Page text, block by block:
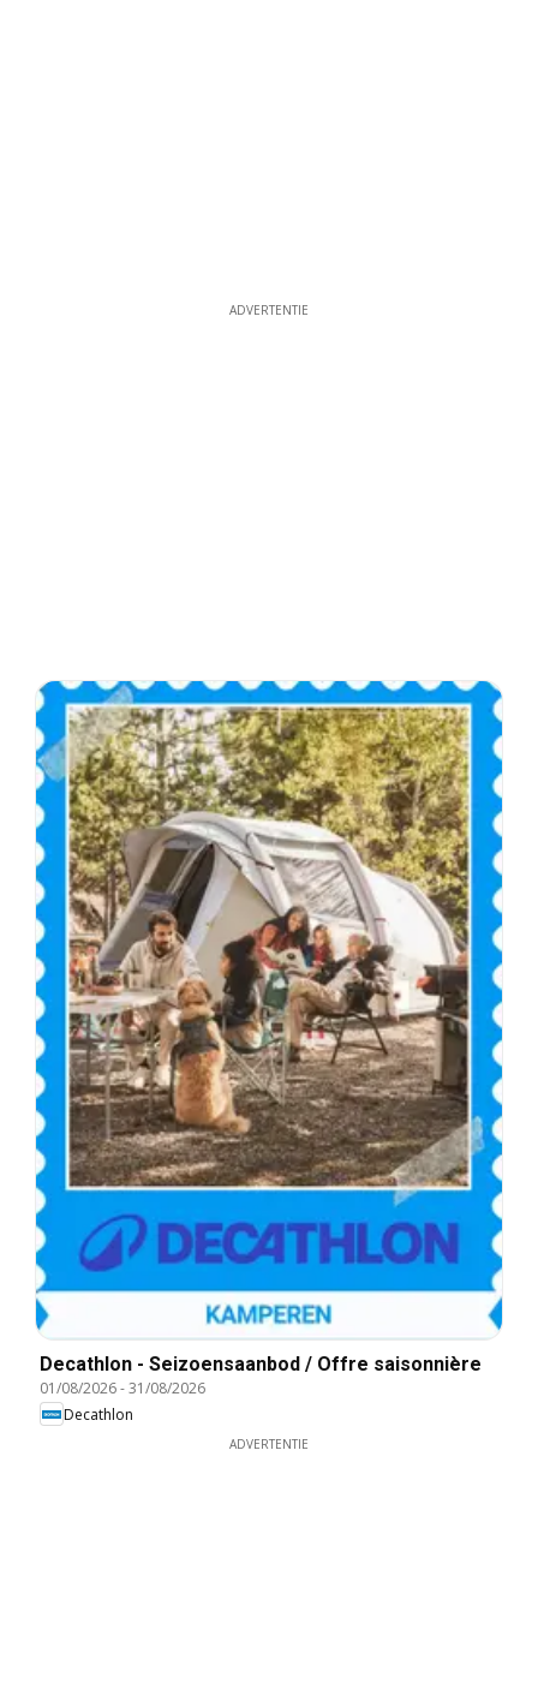
ADVERTENTIE
Decathlon - Seizoensaanbod / Offre saisonnière
01/08/2026-31/08/2026
Decathlon
ADVERTENTIE